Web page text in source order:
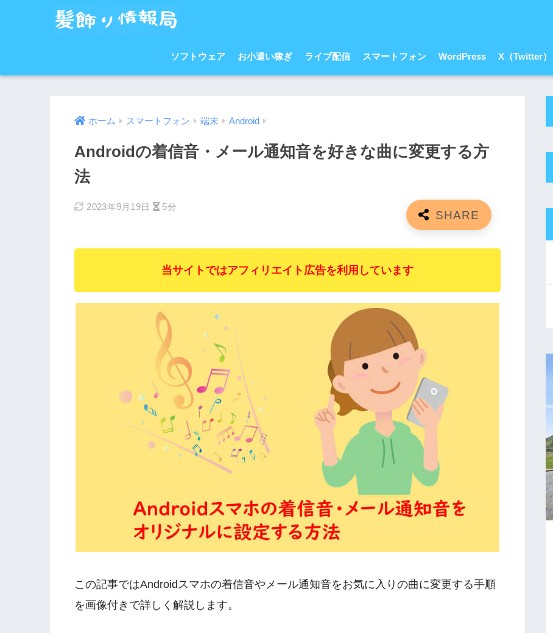
ソフトウェア お小遣い稼ぎ ライブ配信 スマートフォン WordPress X（Twitter）
ホーム スマートフォン 端末 Android
Androidの着信音・メール通知音を好きな曲に変更する方
法
2023年9月19日 5分
当サイトではアフィリエイト広告を利用しています
この記事ではAndroidスマホの着信音やメール通知音をお気に入りの曲に変更する手順
を画像付きで詳しく解説します。